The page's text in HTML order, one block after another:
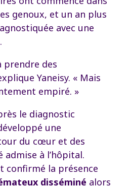
genoux, et un an plus
avec une
.
prendre des
Yaneisy. « Mais
empiré. »
le diagnostic
une
du cœur et des
à l’hôpital.
confirmé la présence
disséminé alors